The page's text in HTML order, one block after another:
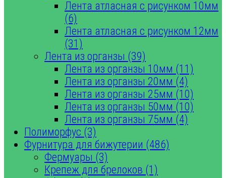
Лента атласная с рисунком 10мм
(6)
Лента атласная с рисунком 12мм
(31)
Лента из органзы (39)
Лента из органзы 10мм (11)
Лента из органзы 20мм (4)
Лента из органзы 25мм (10)
Лента из органзы 50мм (10)
Лента из органзы 75мм (4)
Полиморфус (3)
Фурнитура для бижутерии (486)
Фермуары (3)
Крепеж для брелоков (1)